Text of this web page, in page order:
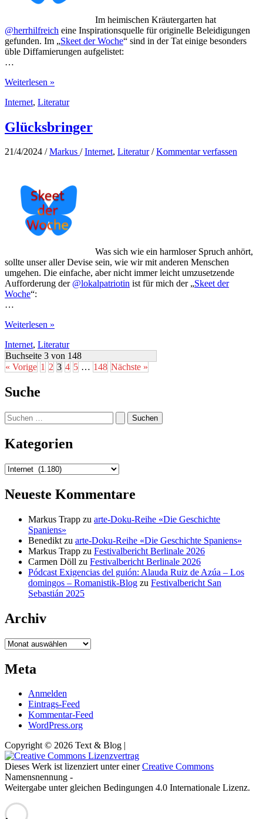
Im heimischen Kräutergarten hat
@herrhilfreich eine Inspirationsquelle für originelle Beleidigungen
gefunden. Im „Skeet der Woche“ sind in der Tat einige besonders
üble Diffamierungen aufgelistet:
…
Beleidigungen
Kräutergarten
Weiterlesen »
Internet, Literatur
Glücksbringer
21/4/2024 /Markus /Internet, Literatur/Kommentar verfassen
Was sich wie ein harmloser Spruch anhört,
sollte unser aller Devise sein, wie wir mit anderen Menschen
umgehen. Die einfache, aber nicht immer leicht umzusetzende
Aufforderung der @lokalpatriotin ist für mich der „Skeet der
Woche“:
…
Glücksbringer
Weiterlesen »
Internet, Literatur
Buchseite 3 von 148
« Vorige 1 2 3 4 5 … 148 Nächste »
Suche
Suchen
nach:
Kategorien
Kategorien
Neueste Kommentare
Markus Trapp zu arte-Doku-Reihe «Die Geschichte
Spaniens»
Benedikt zu arte-Doku-Reihe «Die Geschichte Spaniens»
Markus Trapp zu Festivalbericht Berlinale 2026
Carmen Döll zu Festivalbericht Berlinale 2026
Pódcast Exigencias del guión: Alauda Ruiz de Azúa – Los
domingos – Romanistik-Blog zu Festivalbericht San
Sebastián 2025
Archiv
Archiv
Meta
Anmelden
Eintrags-Feed
Kommentar-Feed
WordPress.org
Copyright © 2026 Text & Blog |
Dieses Werk ist lizenziert unter einerCreative Commons
Namensnennung -
Weitergabe unter gleichen Bedingungen 4.0 Internationale Lizenz.